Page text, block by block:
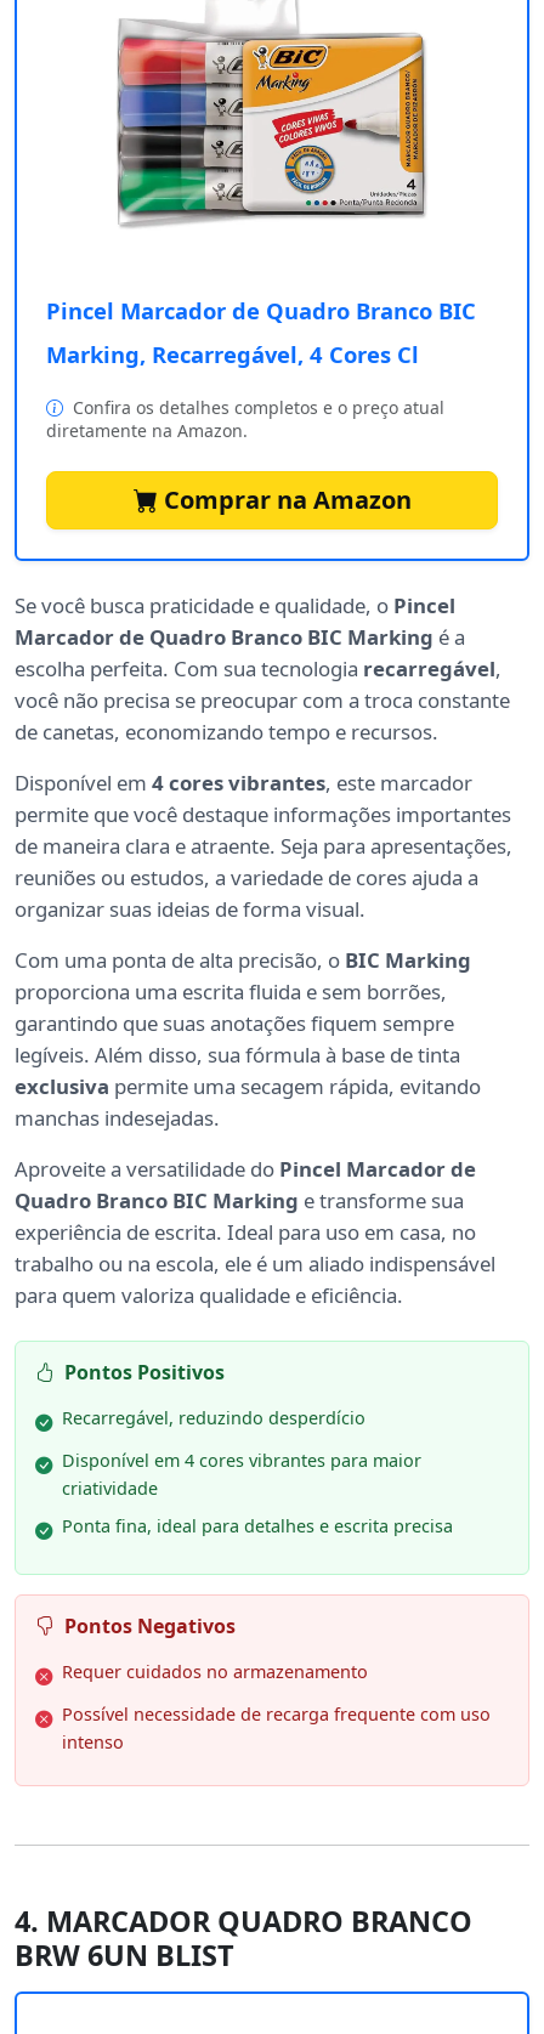
Pincel Marcador de Quadro Branco BIC
Marking, Recarregável, 4 Cores Cl
Confira os detalhes completos e o preço atual
diretamente na Amazon.
Comprar na Amazon
Se você busca praticidade e qualidade, o Pincel
Marcador de Quadro Branco BIC Marking é a
escolha perfeita. Com sua tecnologia recarregável,
você não precisa se preocupar com a troca constante
de canetas, economizando tempo e recursos.
Disponível em 4 cores vibrantes, este marcador
permite que você destaque informações importantes
de maneira clara e atraente. Seja para apresentações,
reuniões ou estudos, a variedade de cores ajuda a
organizar suas ideias de forma visual.
Com uma ponta de alta precisão, o BIC Marking
proporciona uma escrita fluida e sem borrões,
garantindo que suas anotações fiquem sempre
legíveis. Além disso, sua fórmula à base de tinta
exclusiva permite uma secagem rápida, evitando
manchas indesejadas.
Aproveite a versatilidade do Pincel Marcador de
Quadro Branco BIC Marking e transforme sua
experiência de escrita. Ideal para uso em casa, no
trabalho ou na escola, ele é um aliado indispensável
para quem valoriza qualidade e eficiência.
Pontos Positivos
Recarregável, reduzindo desperdício
Disponível em 4 cores vibrantes para maior
criatividade
Ponta fina, ideal para detalhes e escrita precisa
Pontos Negativos
Requer cuidados no armazenamento
Possível necessidade de recarga frequente com uso
intenso
4. MARCADOR QUADRO BRANCO
BRW 6UN BLIST